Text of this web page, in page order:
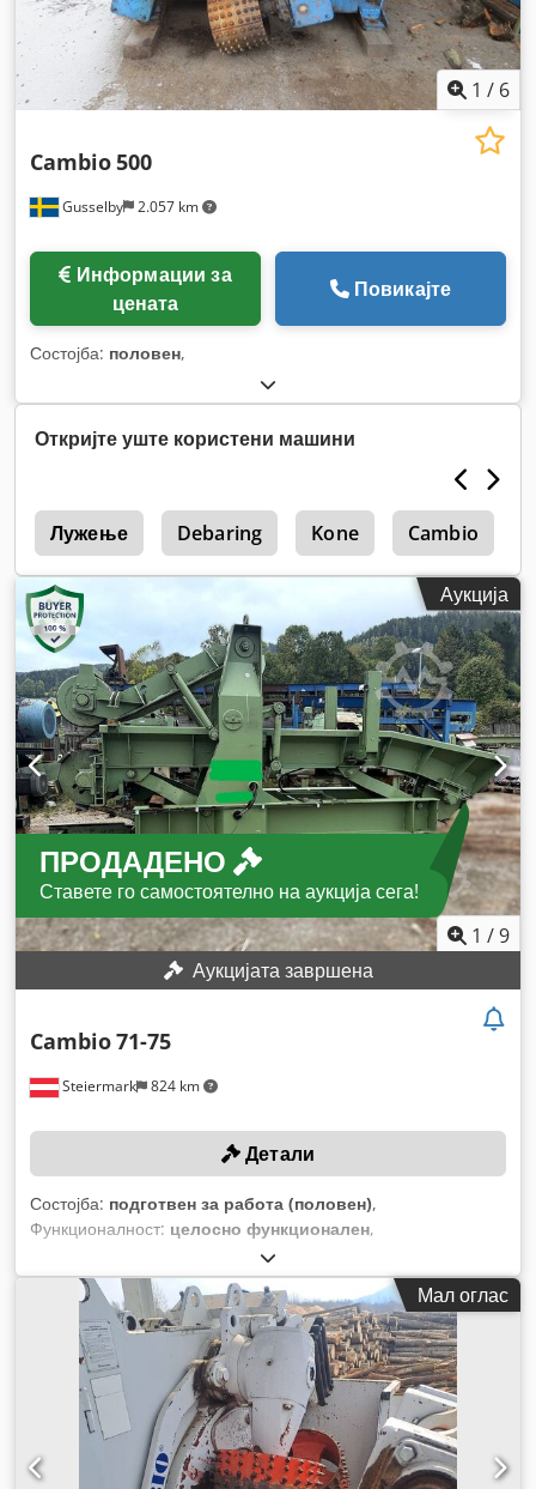
1 / 6
Gusselby 2.057 km
Cambio500
цената
Повикајте
Состојба: половен,
Откријте уште користени машини
Лужење Debaring Kone Cambio
Аукција
ПРОДАДЕНО
Ставете го самостоятелно на аукција сега!
1 /9
Аукцијата завршена
Steiermark 824 km
Cambio71-75
Детали
Состојба: подготвен за работа (половен),
Функционалност: целосно функционален,
Мал оглас